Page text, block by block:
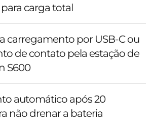
para carga total
carregamento por USB-C ou
de contato pela estação de
S600
automático após 20
não drenar a bateria